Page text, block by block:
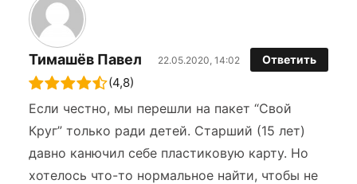
Тимашёв Павел 22.05.2020, 14:02 Ответить
(4,8)
Если честно, мы перешли на пакет “Свой
Круг” только ради детей. Старший (15 лет)
давно канючил себе пластиковую карту. Но
хотелось что-то нормальное найти, чтобы не